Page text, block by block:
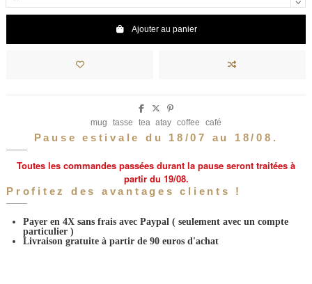
Ajouter au panier
mug tasse tea atay coffee café
Pause estivale du 18/07 au 18/08.
Toutes les commandes passées durant la pause seront traitées à
partir du 19/08.
Profitez des avantages clients !
Payer en 4X sans frais avec Paypal ( seulement avec un compte
particulier )
Livraison gratuite à partir de 90 euros d'achat